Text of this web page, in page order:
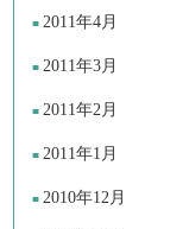
2011年4月
2011年3月
2011年2月
2011年1月
2010年12月